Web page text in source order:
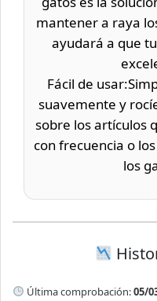
mantener a raya
ayudará a que
Fácil de
suavemente y
sobre los artículos
con frecuencia o
los
Última comprobación:05/